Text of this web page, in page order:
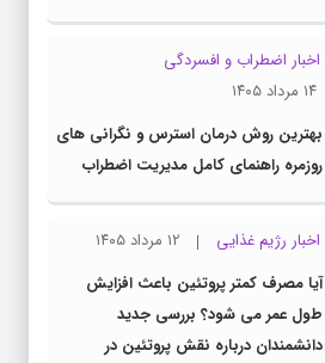
اخبار اضطراب و افسردگی
۱۴ مرداد ۱۴۰۵
بهترین روش درمان استرس و نگرانی های
روزمره راهنمای کامل مدیریت اضطراب
اخبار رژیم غذایی
۱۲ مرداد ۱۴۰۵
آیا مصرف کمتر پروتئین باعث افزایش
طول عمر می شود؟ بررسی جدید
دانشمندان درباره نقش پروتئین در